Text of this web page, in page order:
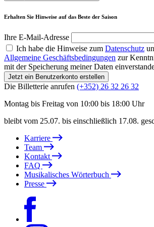
Erhalten Sie Hinweise auf das Beste der Saison
Ihre E-Mail-Adresse
Ich habe die Hinweise zum Datenschutz
Allgemeine Geschäftsbedingungen zur
mit der Speicherung meiner Daten
Jetzt ein Benutzerkonto erstellen
Die Billetterie anrufen (+352) 26 32 26 32
Montag bis Freitag von 10:00 bis 18:00 Uhr
bleibt vom 25.07. bis einschließlich 17.08.
Karriere
Team
Kontakt
FAQ
Musikalisches Wörterbuch
Presse